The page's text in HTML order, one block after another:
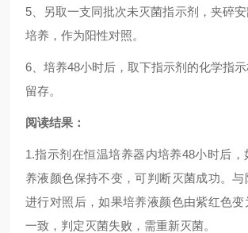
5、另取一支同批次未灭菌指示剂，夹碎
培养，作为阳性对照。
6、培养48小时后，取下指示剂的化学指
留存。
阅读结果：
1.指示剂在恒温培养器内培养48小时后
养液颜色保持不变，可判断灭菌成功。与
进行对照后，如果培养液颜色由紫红色变
一致，判定灭菌失败，需重新灭菌。